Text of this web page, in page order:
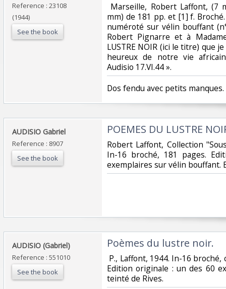
Reference : 23108
(1944)
See the book
Marseille, Robert Laffont, (7
mm) de 181 pp. et [1] f.
numéroté sur vélin bouffant
Robert Pignarre et à
LUSTRE NOIR (ici le titre) que
heureux de notre vie
Audisio 17.VI.44 ».‎
‎Dos fendu avec petits manques. ‎
‎AUDISIO Gabriel‎
Reference : 8907
See the book
‎POEMES DU LUSTRE
‎Robert Laffont, Collection
In-16 broché, 181 pages.
exemplaires sur vélin bouffant.
‎AUDISIO (Gabriel)‎
Reference : 551010
See the book
‎Poèmes du lustre noir.‎
P., Laffont, 1944. In-16
Edition originale : un des 60
teinté de Rives. ‎